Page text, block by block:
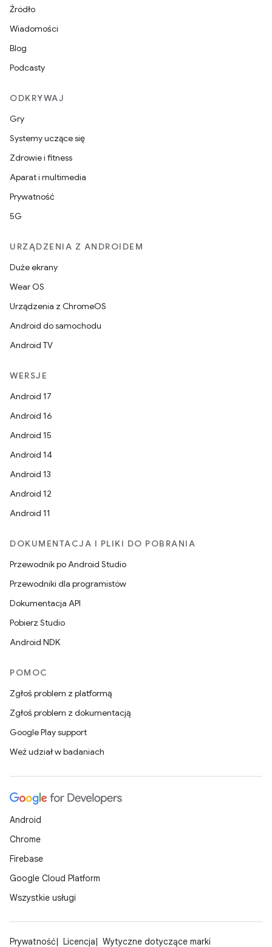
Źródło
Wiadomości
Blog
Podcasty
ODKRYWAJ
Gry
Systemy uczące się
Zdrowie i fitness
Aparat i multimedia
Prywatność
5G
URZĄDZENIA Z ANDROIDEM
Duże ekrany
Wear OS
Urządzenia z ChromeOS
Android do samochodu
Android TV
WERSJE
Android 17
Android 16
Android 15
Android 14
Android 13
Android 12
Android 11
DOKUMENTACJA I PLIKI DO POBRANIA
Przewodnik po Android Studio
Przewodniki dla programistów
Dokumentacja API
Pobierz Studio
Android NDK
POMOC
Zgłoś problem z platformą
Zgłoś problem z dokumentacją
Google Play support
Weź udział w badaniach
Android
Chrome
Firebase
Google Cloud Platform
Wszystkie usługi
Prywatność Licencja
Wytyczne dotyczące marki